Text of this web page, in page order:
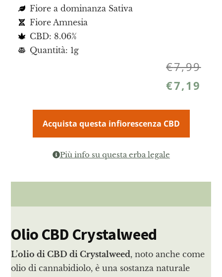
Fiore a dominanza Sativa
Fiore Amnesia
CBD: 8.06%
Quantità: 1g
€7,99
€7,19
Acquista questa infiorescenza CBD
Più info su questa erba legale
Olio CBD Crystalweed
L’olio di CBD di Crystalweed, noto anche come
olio di cannabidiolo, è una sostanza naturale